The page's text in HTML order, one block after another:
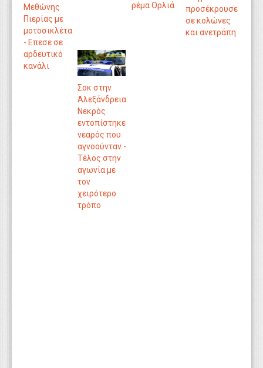
Μεθώνης
Πιερίας με
μοτοσικλέτα
- Eπεσε σε
αρδευτικό
κανάλι
ρέμα Ορλιά
προσέκρουσε
σε κολώνες
και ανετράπη
Σοκ στην
Αλεξάνδρεια:
Νεκρός
εντοπίστηκε
νεαρός που
αγνοούνταν -
Τέλος στην
αγωνία με
τον
χειρότερο
τρόπο